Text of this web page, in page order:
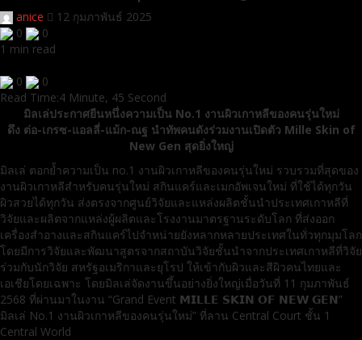
anice
12 กุมภาพันธ์ 2025
0
0
1 min read
0
0
Read Time:4 Minute, 45 Second
มิลเล่ประกาศยืนหนึ่งความเป็น No.1 งานผิวเกาหลีของคนรุ่นใหม่
ดึง ต่อ-เกรซ-แอลลี่-แม้ก-ณฐ นำทัพคนดังร่วมงานเปิดตัว Mille Skin of
New Gen สุดยิ่งใหญ่
มิลเล่ ตอกย้ำความเป็น no.1 งานผิวเกาหลีของคนรุ่นใหม่ รวบรวมที่สุดของ
งานผิวเกาหลีสำหรับคนรุ่นใหม่ สกินแคร์และเมกอัพเจนใหม่ ที่ใช้ได้ทุกวัน
ผิวสวยได้ทุกวัน ส่งตรงจากศูนย์วิจัยและแหล่งผลิตชั้นนำประเทศเกาหลีที่
วิจัยและผลิตจากแหล่งผู้ผลิตและโรงงานมาตรฐานระดับโลก ที่ส่งออก
เครื่องสำอางและสกินแคร์ไปจำหน่ายยังหลากหลายประเทศในทั่วทุกมุมโลก
โดยมีการวิจัยและพัฒนาสูตรจากสถาบันวิจัยชั้นนำจากประเทศเกาหลีที่วิจัย
ร่วมกับนักวิจัย สหรัฐอเมริกาและยุโรป ให้เข้ากับผิวและสีผิวคนไทยและ
เอเชียโดยเฉพาะ โดยมิลเล่จัดงานขึ้นอย่างยิ่งใหญ่เมื่อวันที่ 11 กุมภาพันธ์
2568 ที่ผ่านมาในงาน “Grand Event 𝗠𝗜𝗟𝗟𝗘 𝗦𝗞𝗜𝗡 𝗢𝗙 𝗡𝗘𝗪 𝗚𝗘𝗡”
มิลเล่ No.1 งานผิวเกาหลีของคนรุ่นใหม่” ที่ลาน Central Court ชั้น 1
Central World